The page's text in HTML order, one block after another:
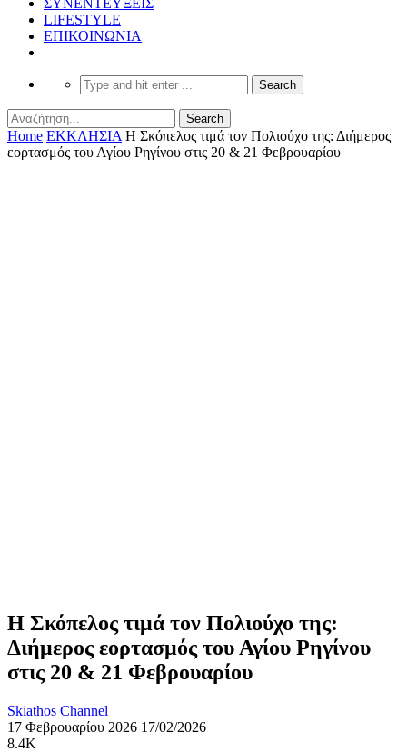
LIFESTYLE
ΕΠΙΚΟΙΝΩΝΙΑ
Home ΕΚΚΛΗΣΙΑ Η Σκόπελος τιμά τον Πολιούχο της: Διήμερος
εορτασμός του Αγίου Ρηγίνου στις 20 & 21 Φεβρουαρίου
Η Σκόπελος τιμά τον Πολιούχο της:
Διήμερος εορτασμός του Αγίου Ρηγίνου
στις 20 & 21 Φεβρουαρίου
Skiathos Channel
17 Φεβρουαρίου 2026 17/02/2026
8.4K